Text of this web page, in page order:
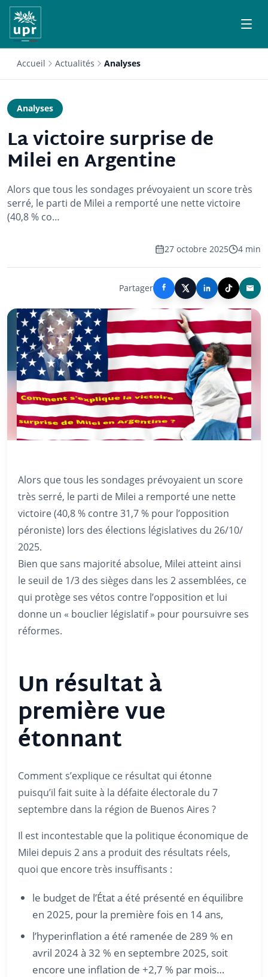
Accueil Actualités Analyses
Analyses
La victoire surprise de
Milei en Argentine
Alors que tous les sondages prévoyaient un score très
serré, le parti de Milei a remporté une nette victoire
(40,8 % co…
27 octobre 2025 4 min
Partager
Alors que tous les sondages prévoyaient un score
très serré, le parti de Milei a remporté une nette
victoire (40,8 % contre 31,7 % pour l’opposition
péroniste) lors des élections législatives du 26/10/
2025.
Bien que sans majorité absolue, Milei atteint ainsi
le seuil de 1/3 des sièges dans les 2 assemblées, ce
qui protège ses vétos contre l’opposition et lui
donne un « bouclier législatif » pour poursuivre ses
réformes.
Un résultat à
première vue
étonnant
Comment s’explique ce résultat qui étonne
puisqu’il fait suite à la défaite électorale du 7
septembre dans la région de Buenos Aires ?
Il est incontestable que la politique économique de
Milei depuis 2 ans a produit des résultats réels,
quoi que encore très insuffisants :
le budget de l’État a été présenté en équilibre
en 2025, pour la première fois en 14 ans,
l’hyperinflation a été ramenée de 289 % en
avril 2024 à 32 % en septembre 2025, soit
encore une inflation de +2,7 % par mois…